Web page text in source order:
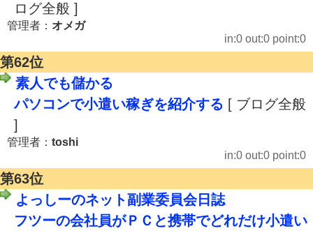
ログ全般 ]
管理者： オメガ
in:0 out:0 point:0
第62位
素人でも儲かる
パソコンで小遣い稼ぎを紹介する [ ブログ全般
]
管理者： toshi
in:0 out:0 point:0
第63位
よっしーのネット副業委員会日誌
フツーの会社員がＰＣと携帯でどれだけ小遣い